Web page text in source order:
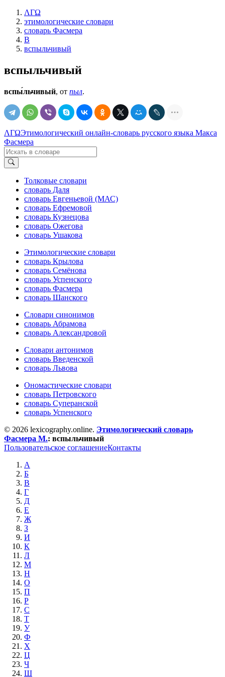
ΛΓΩ
этимологические словари
словарь Фасмера
В
вспыльчивый
вспыльчивый
вспы́льчивый, от пыл.
ΛΓΩЭтимологический онлайн-словарь русского языка Макса
Фасмера
Толковые словари
словарь Даля
словарь Евгеньевой (МАС)
словарь Ефремовой
словарь Кузнецова
словарь Ожегова
словарь Ушакова
Этимологические словари
словарь Крылова
словарь Семёнова
словарь Успенского
словарь Фасмера
словарь Шанского
Словари синонимов
словарь Абрамова
словарь Александровой
Словари антонимов
словарь Введенской
словарь Львова
Ономастические словари
словарь Петровского
словарь Суперанской
словарь Успенского
© 2026 lexicography.online. Этимологический словарь
Фасмера М.: вспыльчивый
Пользовательское соглашениеКонтакты
А
Б
В
Г
Д
Е
Ж
З
И
К
Л
М
Н
О
П
Р
С
Т
У
Ф
Х
Ц
Ч
Ш